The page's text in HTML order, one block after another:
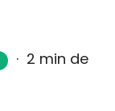
· 2 min de